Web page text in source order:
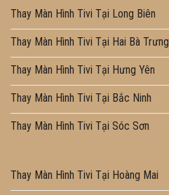
Thay Màn Hình Tivi Tại Long Biên
Thay Màn Hình Tivi Tại Hai Bà Trưng
Thay Màn Hình Tivi Tại Hưng Yên
Thay Màn Hình Tivi Tại Bắc Ninh
Thay Màn Hình Tivi Tại Sóc Sơn
Thay Màn Hình Tivi Tại Hoàng Mai